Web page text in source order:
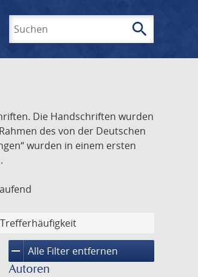
search
Die Handschriften wurden
des von der Deutschen
wurden in einem ersten
remove Alle Filter entfernen
Autoren